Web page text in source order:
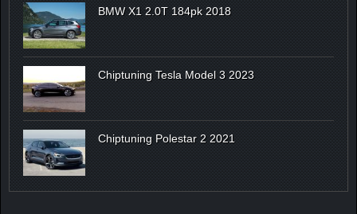
BMW X1 2.0T 184pk 2018
Chiptuning Tesla Model 3 2023
Chiptuning Polestar 2 2021